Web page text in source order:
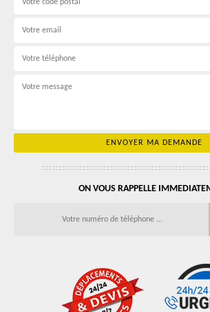
ON VOUS RAPPELLE